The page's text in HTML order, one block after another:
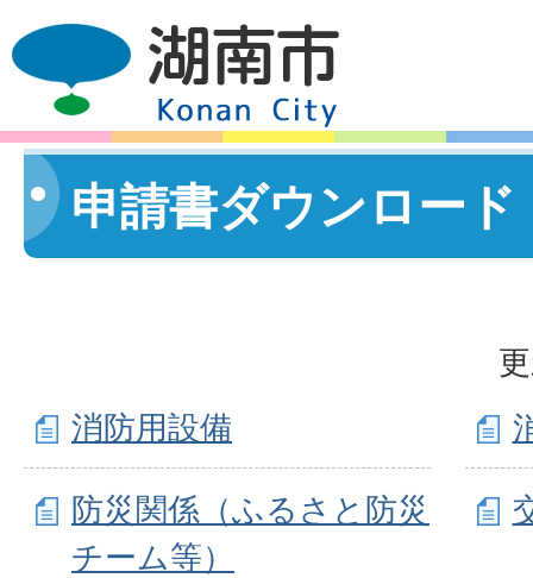
申請書ダウンロード
消防用設備
防災関係（ふるさと防災
チーム等）